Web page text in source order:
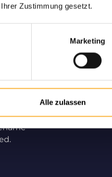
Zustimmung gesetzt.
Marketing
Alle zulassen
van hoge
en specialist in het
hoogwaardige bijen.